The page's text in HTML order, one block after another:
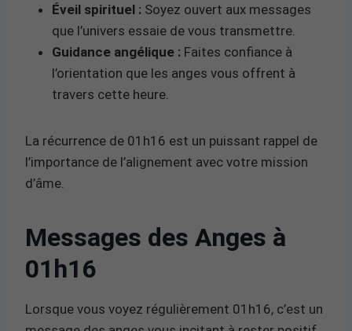
Éveil spirituel : Soyez ouvert aux messages
que l’univers essaie de vous transmettre.
Guidance angélique : Faites confiance à
l’orientation que les anges vous offrent à
travers cette heure.
La récurrence de 01h16 est un puissant rappel de
l’importance de l’alignement avec votre mission
d’âme.
Messages des Anges à
01h16
Lorsque vous voyez régulièrement 01h16, c’est un